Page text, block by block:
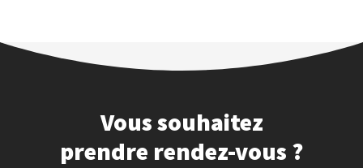
Vous souhaitez
prendre rendez-vous ?